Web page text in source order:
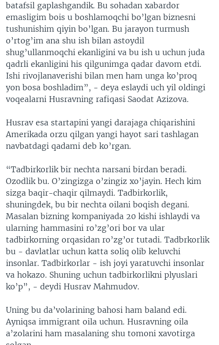
batafsil gaplashgandik. Bu sohadan xabardor
emasligim bois u boshlamoqchi bo’lgan biznesni
tushunishim qiyin bo’lgan. Bu jarayon turmush
o’rtog’im ana shu ish bilan astoydil
shug’ullanmoqchi ekanligini va bu ish u uchun juda
qadrli ekanligini his qilgunimga qadar davom etdi.
Ishi rivojlanaverishi bilan men ham unga ko’proq
yon bosa boshladim”, - deya eslaydi uch yil oldingi
voqealarni Husravning rafiqasi Saodat Azizova.
Husrav esa startapini yangi darajaga chiqarishini
Amerikada orzu qilgan yangi hayot sari tashlagan
navbatdagi qadami deb ko’rgan.
“Tadbirkorlik bir nechta narsani birdan beradi.
Ozodlik bu. O’zingizga o’zingiz xo’jayin. Hech kim
sizga baqir-chaqir qilmaydi. Tadbirkorlik,
shuningdek, bu bir nechta oilani boqish degani.
Masalan bizning kompaniyada 20 kishi ishlaydi va
ularning hammasini ro’zg’ori bor va ular
tadbirkorning orqasidan ro’zg’or tutadi. Tadbrkorlik
bu - davlatlar uchun katta soliq olib keluvchi
insonlar. Tadbirkorlar - ish joyi yaratuvchi insonlar
va hokazo. Shuning uchun tadbirkorlikni plyuslari
ko’p”, - deydi Husrav Mahmudov.
Uning bu da’volarining bahosi ham baland edi.
Ayniqsa immigrant oila uchun. Husravning oila
a’zolarini ham masalaning shu tomoni xavotirga